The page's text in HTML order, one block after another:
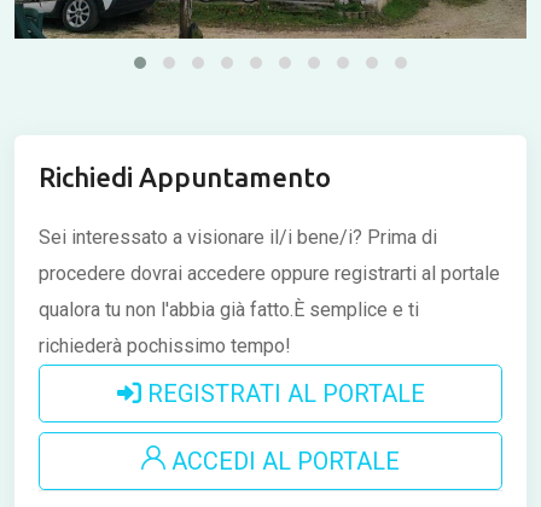
Richiedi Appuntamento
Sei interessato a visionare il/i bene/i? Prima di
procedere dovrai accedere oppure registrarti al portale
qualora tu non l'abbia già fatto.È semplice e ti
richiederà pochissimo tempo!
REGISTRATI AL PORTALE
ACCEDI AL PORTALE